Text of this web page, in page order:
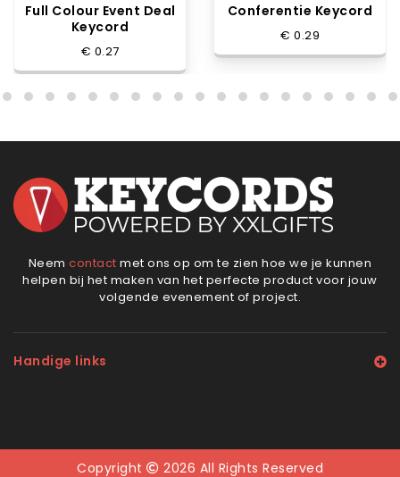
Full Colour Event Deal
Keycord
€ 0.27
Conferentie Keycord
€ 0.29
Neemcontact met ons op om te zien hoe we je kunnen
helpen bij het maken van het perfecte product voor jouw
volgende evenement of project.
Handige links
Copyright
2026 All Rights Reserved